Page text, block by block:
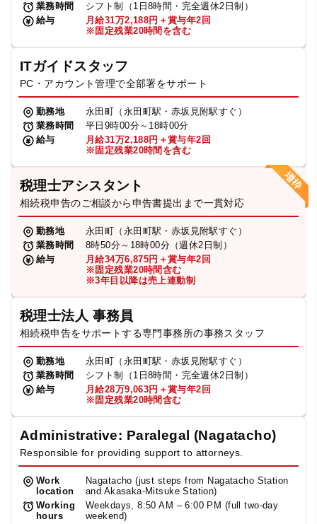
業務時間
シフト制（1日8時間・完全週休2日制）
給与
月給31万2,188円＋賞与年2回
※固定残業20時間を含む
ITガイドスタッフ
PC・アカウント管理で全部署をサポート
勤務地
永田町（永田町駅・赤坂見附駅すぐ）
業務時間
平日9時00分～18時00分
給与
月給31万2,188円＋賞与年2回
※固定残業20時間を含む
税理士アシスタント
相続税申告のご相談から申告書提出まで一貫対応
勤務地
永田町（永田町駅・赤坂見附駅すぐ）
業務時間
8時50分～18時00分（週休2日制）
給与
月給34万6,875円＋賞与年2回
※固定残業20時間含む
※3年目以降は売上連動制
税理士法人 事務員
相続税申告をサポートする専門事務所の事務スタッフ
勤務地
永田町（永田町駅・赤坂見附駅すぐ）
業務時間
シフト制（1日8時間・完全週休2日制）
給与
月給28万9,063円＋賞与年2回
※固定残業20時間含む
Administrative: Paralegal (Nagatacho)
Responsible for providing support to attorneys.
Work
location
Nagatacho (just steps from Nagatacho Station
and Akasaka-Mitsuke Station)
Working
hours
Weekdays, 8:50 AM – 6:00 PM (full two-day
weekend)